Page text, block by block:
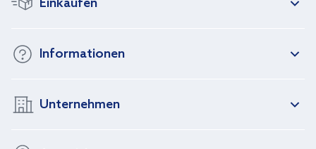
Einkaufen
Informationen
Unternehmen